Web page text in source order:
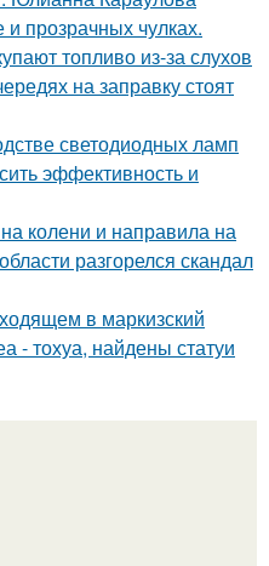
прозрачных чулках.
топливо из-за слухов
на заправку стоят
светодиодных ламп
эффективность и
колени и направила на
разгорелся скандал
в маркизский
- тохуа, найдены статуи